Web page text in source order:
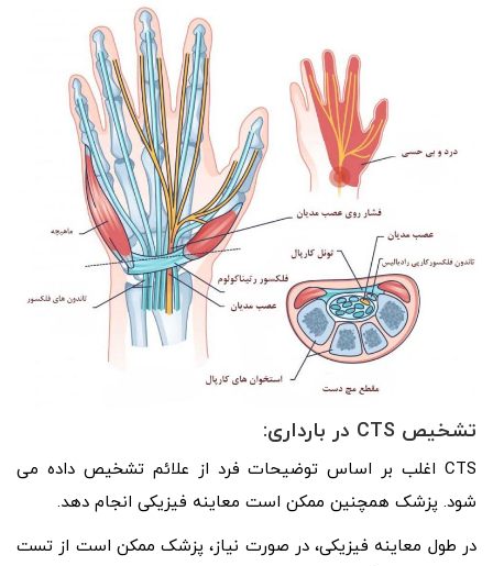
تشخیص CTS در بارداری:
CTS اغلب بر اساس توضیحات فرد از علائم تشخیص داده می
شود. پزشک همچنین ممکن است معاینه فیزیکی انجام دهد.
در طول معاینه فیزیکی، در صورت نیاز، پزشک ممکن است از تست